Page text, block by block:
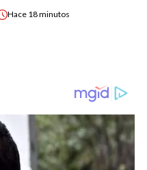
Hace 18 minutos